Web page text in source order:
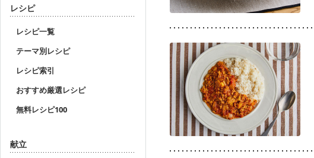
レシピ
レシピ一覧
テーマ別レシピ
レシピ索引
おすすめ厳選レシピ
無料レシピ100
献立